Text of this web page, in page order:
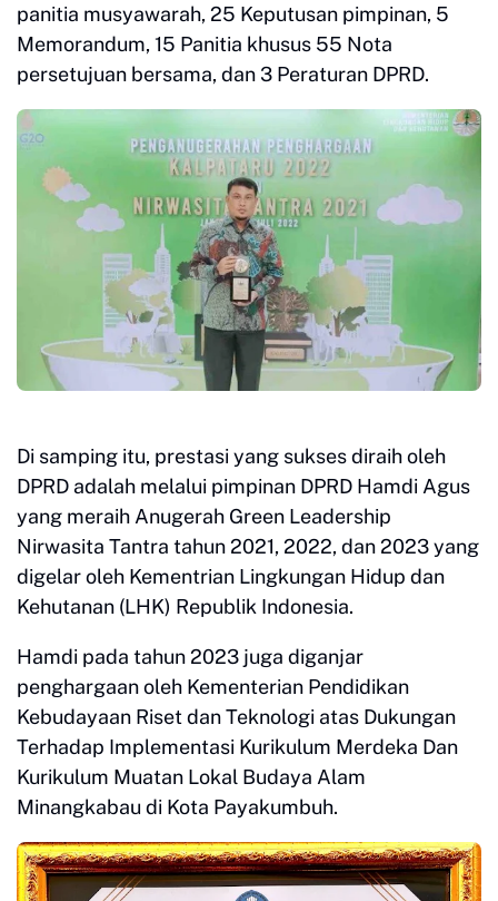
panitia musyawarah, 25 Keputusan pimpinan, 5
Memorandum, 15 Panitia khusus 55 Nota
persetujuan bersama, dan 3 Peraturan DPRD.
Di samping itu, prestasi yang sukses diraih oleh
DPRD adalah melalui pimpinan DPRD Hamdi Agus
yang meraih Anugerah Green Leadership
Nirwasita Tantra tahun 2021, 2022, dan 2023 yang
digelar oleh Kementrian Lingkungan Hidup dan
Kehutanan (LHK) Republik Indonesia.
Hamdi pada tahun 2023 juga diganjar
penghargaan oleh Kementerian Pendidikan
Kebudayaan Riset dan Teknologi atas Dukungan
Terhadap Implementasi Kurikulum Merdeka Dan
Kurikulum Muatan Lokal Budaya Alam
Minangkabau di Kota Payakumbuh.